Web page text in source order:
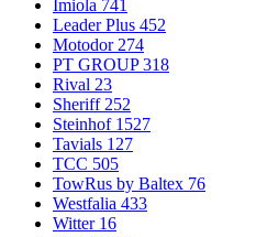
Imiola 741
Leader Plus 452
Motodor 274
PT GROUP 318
Rival 23
Sheriff 252
Steinhof 1527
Tavials 127
TCC 505
TowRus by Baltex 76
Westfalia 433
Witter 16